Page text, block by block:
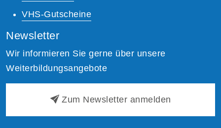
VHS-Gutscheine
Newsletter
Wir informieren Sie gerne über unsere
Weiterbildungsangebote
Zum Newsletter anmelden